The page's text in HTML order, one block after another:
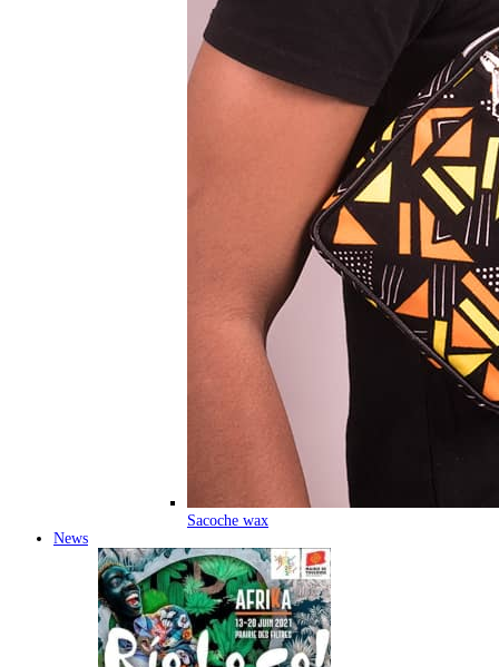
Sacoche wax
News